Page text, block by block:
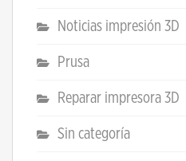
Noticias impresión 3D
Prusa
Reparar impresora 3D
Sin categoría